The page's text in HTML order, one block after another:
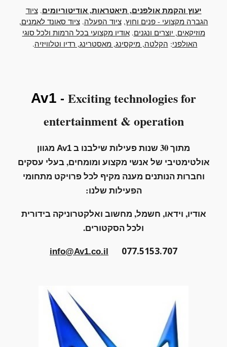
יעוץ והקמת אולפנים, תיאטראות, אודיטוריומים.ציוד
הגברה מקצועי - פנים וחוץ,ציוד הפעלה.ציוד סאונד לאמנים,
מוזיקאים, יוצרים ונגנים.אודיו מקצועי בכל הרמות ולכל סוגי
האולפני: הקלטה, מיקסינג, מאסטרינג, רדיו וטלוויזיה.
Av1 - Exciting technologies for
entertainment & operation
מתוך 30 שנות פעילות שילבנו ב Av1 מגוון
אולטימטיבי של אנשי מקצוע ומומחים, בעלי עסקים
וחברות הנותנים מענה מקיף לכל פרויקט מתחומי
הפעילות שלנו:
אודיו, וידאו, חשמל, מחשוב ואלקטרוניקה בידורית
ולכל הסקטורים.
info@Av1.co.il 077.5153.707